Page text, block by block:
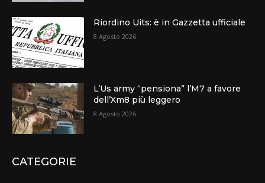
Riordino Uits: è in Gazzetta ufficiale
8 Agosto 2026
L’Us army “pensiona” l’M7 a favore
dell’Xm8 più leggero
8 Agosto 2026
CATEGORIE